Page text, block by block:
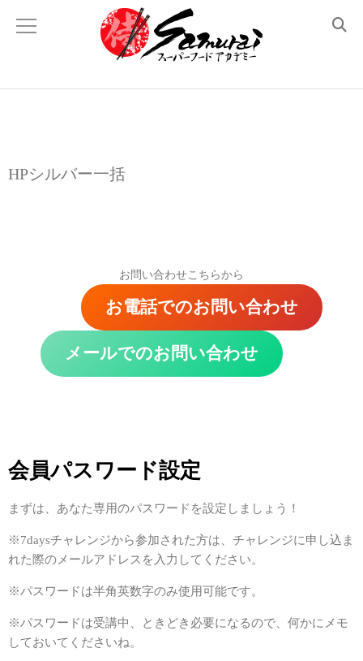
Academyについて
理事長あいさつ
講座のラインナップ
体験レッスン
本科2ヶ月コース
受講生の声
よくある質問
HPシルバー一括
お問い合わせこちらから
お電話でのお問い合わせ
メールでのお問い合わせ
会員パスワード設定
まずは、あなた専用のパスワードを設定しましょう！
※7daysチャレンジから参加された方は、チャレンジに申し込ま
れた際のメールアドレスを入力してください。
※パスワードは半角英数字のみ使用可能です。
※パスワードは受講中、ときどき必要になるので、何かにメモ
しておいてくださいね。